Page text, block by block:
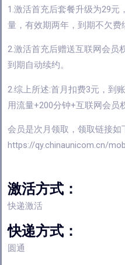
1.激活首充后套餐升级为29元
量，有效期两年，到期不欠费
2.激活首充后赠送互联网会员
到期自动续约。
2.综上所述:首月扣费3元，到
用流量+200分钟+互联网会员
会员是次月领取，领取链接如
https://qy.chinaunicom.cn/
激活方式：
快递激活
快递方式：
圆通